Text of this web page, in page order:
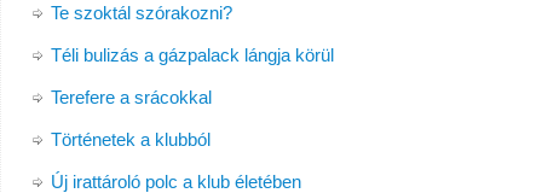
Te szoktál szórakozni?
Téli bulizás a gázpalack lángja körül
Terefere a srácokkal
Történetek a klubból
Új irattároló polc a klub életében